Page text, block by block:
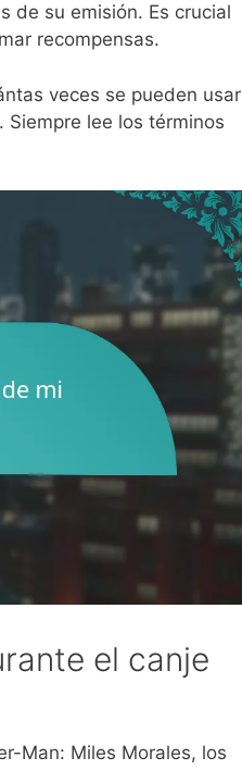
de su emisión. Es crucial
recompensas.
veces se pueden usar
lee los términos
el canje
Man: Miles Morales, los